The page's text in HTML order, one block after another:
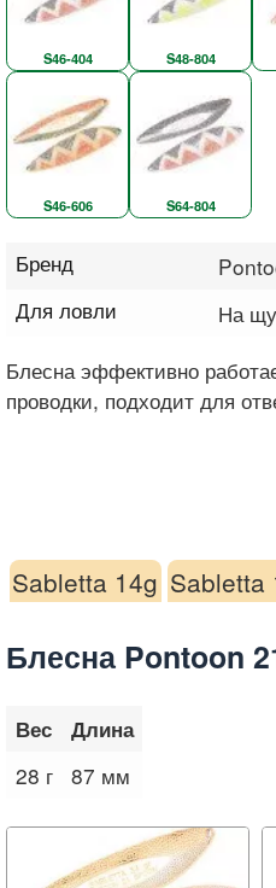
S46-404 S48-804
S46-606 S64-804
Бренд
Для ловли
На
Блесна эффективно
проводки, подходит для
Sabletta 14g Sabletta
Блесна Pontoon
Вес Длина
28 г 87 мм